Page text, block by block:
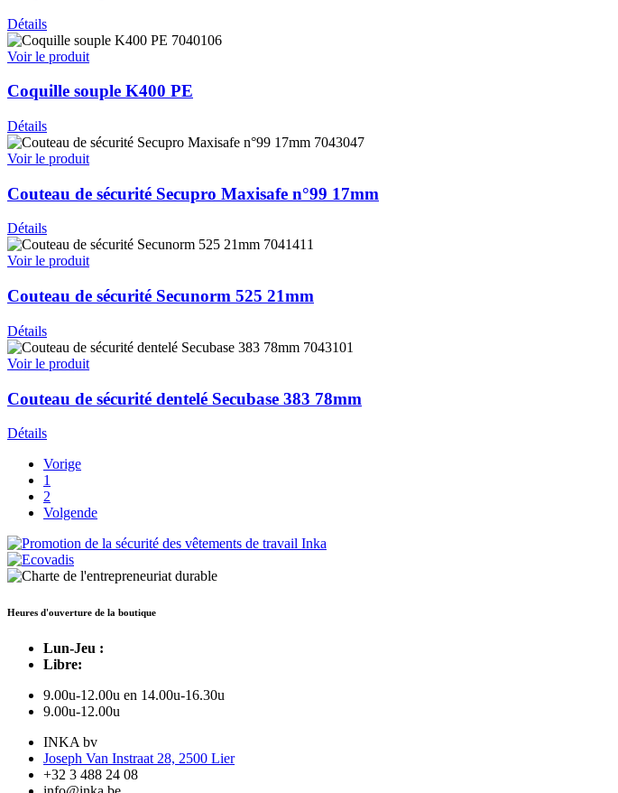
Détails
7040106
Voir le produit
Coquille souple K400 PE
Détails
7043047
Voir le produit
Couteau de sécurité Secupro Maxisafe n°99 17mm
Détails
7041411
Voir le produit
Couteau de sécurité Secunorm 525 21mm
Détails
7043101
Voir le produit
Couteau de sécurité dentelé Secubase 383 78mm
Détails
Vorige
1
2
Volgende
Heures d'ouverture de la boutique
Lun-Jeu :
Libre:
9.00u-12.00u en 14.00u-16.30u
9.00u-12.00u
INKA bv
Joseph Van Instraat 28, 2500 Lier
+32 3 488 24 08